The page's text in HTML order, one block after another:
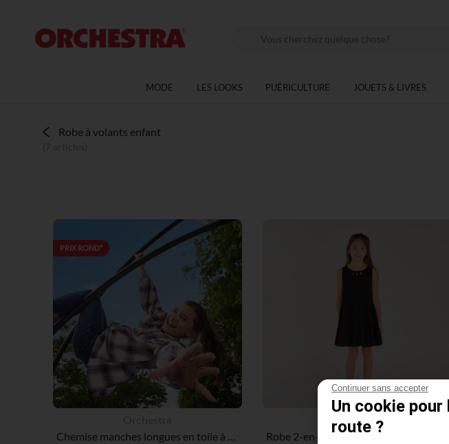
Continuer sans accepter
Un cookie pour
route ?
MODE LES LOOKS PUÉRICULTURE JOUETS & LIVRES
Robe à volants enfant
PRIX ROND*
Chemise manches longues en toile à carreaux et volants fille
Orchestra